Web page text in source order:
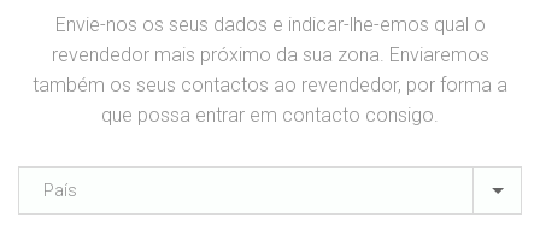
Envie-nos os seus dados e indicar-lhe-emos qual o
revendedor mais próximo da sua zona. Enviaremos
também os seus contactos ao revendedor, por forma a
que possa entrar em contacto consigo.
País